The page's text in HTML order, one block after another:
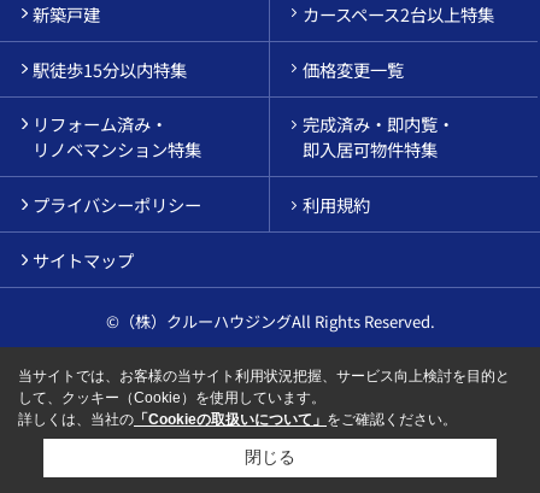
新築戸建 カースペース2台以上特集
駅徒歩15分以内特集 価格変更一覧
リフォーム済み・
リノベマンション特集
完成済み・即内覧・
即入居可物件特集
プライバシーポリシー 利用規約
サイトマップ
©（株）クルーハウジングAll Rights Reserved.
当サイトでは、お客様の当サイト利用状況把握、サービス向上検討を目的と
して、クッキー（Cookie）を使用しています。
詳しくは、当社の 「Cookieの取扱いについて」 をご確認ください。
閉じる